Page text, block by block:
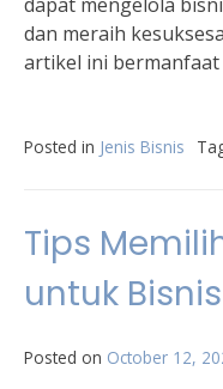
dan meraih
artikel ini bermanfaat
Posted in Jenis Bisnis
Tips
untuk
Posted on October 12,